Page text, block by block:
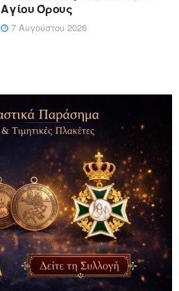
Αγίου Όρους
7 Αυγούστου 2026